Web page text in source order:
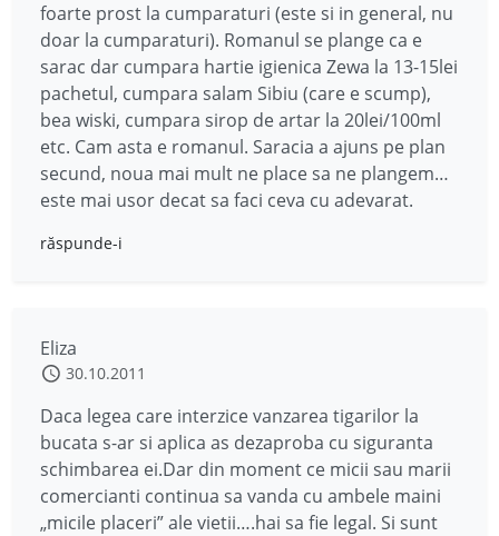
foarte prost la cumparaturi (este si in general, nu
doar la cumparaturi). Romanul se plange ca e
sarac dar cumpara hartie igienica Zewa la 13-15lei
pachetul, cumpara salam Sibiu (care e scump),
bea wiski, cumpara sirop de artar la 20lei/100ml
etc. Cam asta e romanul. Saracia a ajuns pe plan
secund, noua mai mult ne place sa ne plangem…
este mai usor decat sa faci ceva cu adevarat.
răspunde-i
Eliza
30.10.2011
Daca legea care interzice vanzarea tigarilor la
bucata s-ar si aplica as dezaproba cu siguranta
schimbarea ei.Dar din moment ce micii sau marii
comercianti continua sa vanda cu ambele maini
„micile placeri” ale vietii….hai sa fie legal. Si sunt